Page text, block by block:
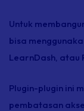
Untuk
bisa
LearnDash, atau
Plugin-plugin ini
pembatasan